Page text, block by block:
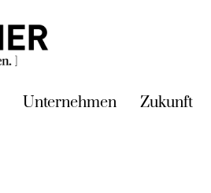
Unternehmen Zukunft